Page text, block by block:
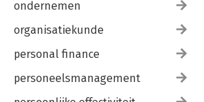
ondernemen
organisatiekunde
personal finance
personeelsmanagement